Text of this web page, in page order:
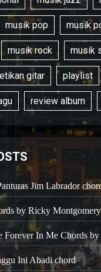
musik pop musik
musik rock musik
gitar playlist
review album
Jim Labrador
by Ricky Montgomery
Forever In Me Chords
Ini Abadi chord